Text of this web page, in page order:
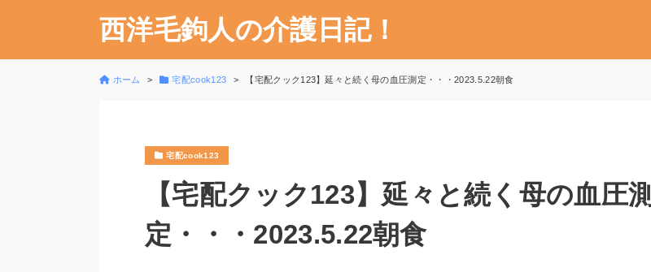
西洋毛鉤人の介護日記！
ホーム 宅配cook123 【宅配クック123】延々と続く母の血圧測定・・・2023.5.22朝食
宅配cook123
【宅配クック123】延々と続く母の血圧測
定・・・2023.5.22朝食